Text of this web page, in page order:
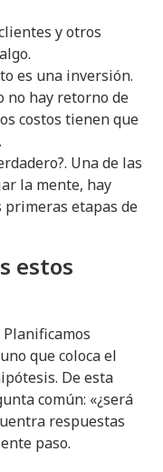
y otros
es una inversión.
no hay retorno de
costos tienen que
Una de las
la mente, hay
etapas de
estos
que coloca el
De esta
común: «¿será
respuestas
paso.